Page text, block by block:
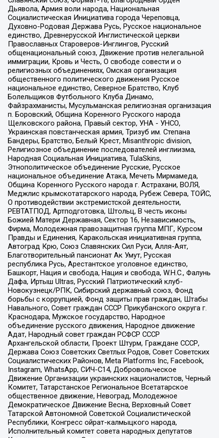
Дьявола, Армия воли народа, Национальная
Социалистическая Инициатива города Череповца,
Духовно-Родовая Держава Русь, Русское национальное
единство, Древнерусской Инглистической церкви
Православных Староверов-Инглингов, Русский
общенациональный союз, Движение против нелегальной
иммиграции, Кровь и Честь, О свободе совести и о
религиозных объединениях, Омская организация
общественного политического движения Русское
национальное единство, Северное Братство, Клуб
Болельщиков Футбольного Клуба Динамо,
Файзрахманисты, Мусульманская религиозная организация
п. Боровский, Община Коренного Русского народа
Щелковского района, Правый сектор, УНА - УНСО,
Украинская повстанческая армия, Тризуб им. Степана
Бандеры, Братство, Белый Крест, Misanthropic division,
Религиозное объединение последователей инглиизма,
Народная Социальная Инициатива, TulaSkins,
Этнополитическое объединение Русские, Русское
национальное объединение Атака, Мечеть Мирмамеда,
Община Коренного Русского народа г. Астрахани, ВОЛЯ,
Меджлис крымскотатарского народа, Рубеж Севера, ТОЙС,
О противодействии экстремистской деятельности,
РЕВТАТПОД, Артподготовка, Штольц, В честь иконы
Божией Матери Державная, Сектор 16, Независимость,
Фирма, Молодежная правозащитная группа МПГ, Курсом
Правды и Единения, Каракольская инициативная группа,
Автоград Крю, Союз Славянских Сил Руси, Алля-Аят,
Благотворительный пансионат Ак Умут, Русская
республика Русь, Арестантское уголовное единство,
Башкорт, Нация и свобода, Нация и свобода, W.H.С., Фалунь
Дафа, Иртыш Ultras, Русский Патриотический клуб-
Новокузнецк/РПК, Сибирский державный союз, Фонд
борьбы с коррупцией, Фонд защиты прав граждан, Штабы
Навального, Совет граждан СССР Прикубанского округа г.
Краснодара, Мужское государство, Народное
объединение русского движения, Народное движение
Адат, Народный совет граждан РСФСР СССР
Архангельской области, Проект Штурм, Граждане СССР,
Держава Союз Советских Светлых Родов, Совет Советских
Социалистических Районов, Meta Platforms Inc, Facebook,
Instagram, WhatsApp, СИЧ-С14, Добровольческое
Движение Организации украинских националистов, Черный
Комитет, Татарстанское Региональное Всетатарское
общественное движение, Невоград, Молодежное
Демократическое Движение Весна, Верховный Совет
Татарской Автономной Советской Социалистической
Республики, Конгресс ойрат-калмыцкого народа,
Исполнительный комитет совета народных депутатов